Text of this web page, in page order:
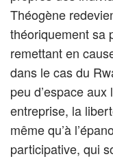
Théogène
théoriquement sa
remettant en
dans le cas du
peu d’espace
entreprise, la
même qu’à
participative, qui